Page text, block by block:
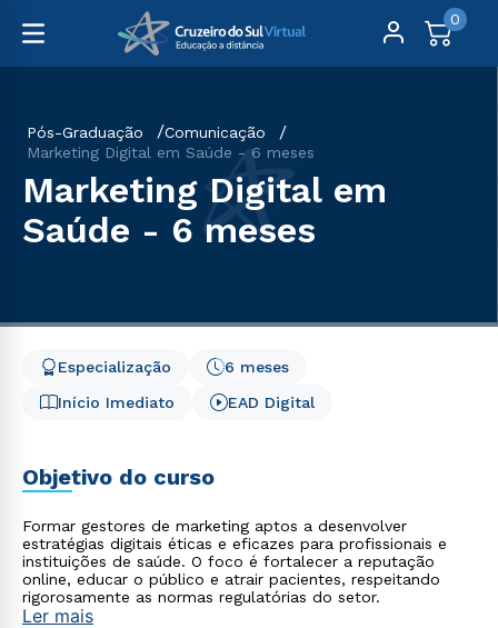
0
Pós-Graduação
Comunicação
Marketing Digital em Saúde - 6 meses
Marketing Digital em
Saúde - 6 meses
Início Imediato
6 meses
Especialização
EAD Digital
Objetivo do curso
Formar gestores de marketing aptos a desenvolver
estratégias digitais éticas e eficazes para profissionais e
instituições de saúde. O foco é fortalecer a reputação
online, educar o público e atrair pacientes, respeitando
rigorosamente as normas regulatórias do setor.
Ler mais